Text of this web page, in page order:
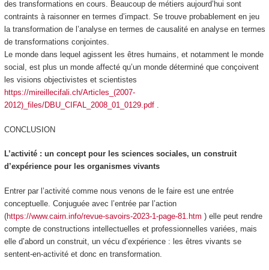
des transformations en cours. Beaucoup de métiers aujourd’hui sont
contraints à raisonner en termes d’impact. Se trouve probablement en jeu
la transformation de l’analyse en termes de causalité en analyse en termes
de transformations conjointes.
Le monde dans lequel agissent les êtres humains, et notamment le monde
social, est plus un monde affectéqu’un monde déterminé que conçoivent
les visions objectivistes et scientistes
https://mireillecifali.ch/Articles_(2007-
2012)_files/DBU_CIFAL_2008_01_0129.pdf.
CONCLUSION
L’activité : un concept pour les sciences sociales, un construit
d’expérience pour les organismes vivants
Entrer par l’activité comme nous venons de le faire est une entrée
conceptuelle. Conjuguée avec l’entrée par l’action
(https://www.cairn.info/revue-savoirs-2023-1-page-81.htm ) elle peut rendre
compte de constructions intellectuelles et professionnelles variées, mais
elle d’abord un construit, un vécu d’expérience : les êtres vivants se
sentent-en-activité et donc en transformation.